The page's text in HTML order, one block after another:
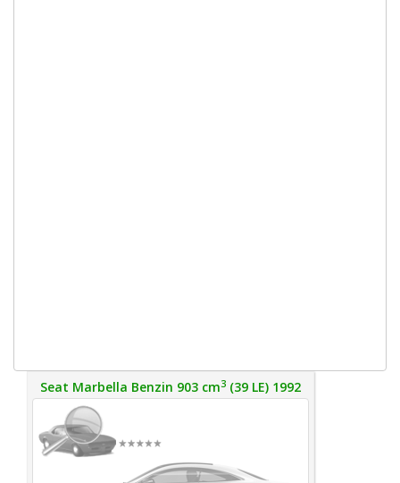
Seat Marbella Benzin 903 cm3 (39 LE) 1992